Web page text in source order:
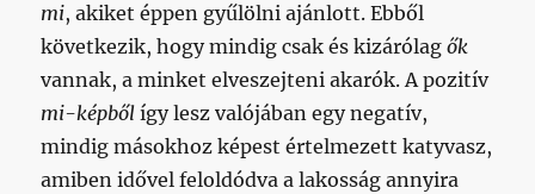
mi, akiket éppen gyűlölni ajánlott. Ebből
következik, hogy mindig csak és kizárólagők
vannak, a minket elveszejteni akarók. A pozitív
mi-képből így lesz valójában egy negatív,
mindig másokhoz képest értelmezett katyvasz,
amiben idővel feloldódva a lakosság annyira